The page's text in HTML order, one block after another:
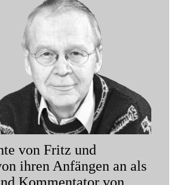
von Fritz und
ihren Anfängen an als